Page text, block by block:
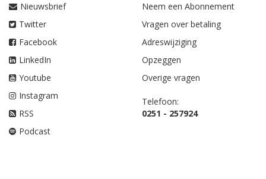
Nieuwsbrief
Twitter
Facebook
LinkedIn
Youtube
Instagram
RSS
Podcast
Neem een Abonnement
Vragen over betaling
Adreswijziging
Opzeggen
Overige vragen
Telefoon:
0251 - 257924